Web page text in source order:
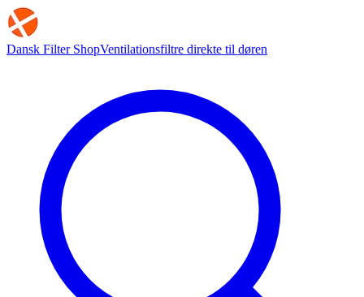
Dansk Filter ShopVentilationsfiltre direkte til døren